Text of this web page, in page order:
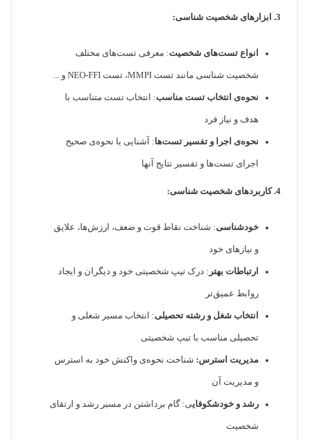
3. ابزارهای شخصیت شناسی:
انواع تست‌های شخصیت: معرفی تست‌های مختلف
شخصیت شناسی مانند تست MMPI، تست NEO-FFI و ...
نحوه‌ی انتخاب تست مناسب: انتخاب تست متناسب با
هدف و نیاز فرد
نحوه‌ی اجرا و تفسیر تست‌ها: آشنایی با نحوه‌ی صحیح
اجرای تست‌ها و تفسیر نتایج آنها
4. کاربردهای شخصیت شناسی:
خودشناسی: شناخت نقاط قوت و ضعف، ارزش‌ها، علایق
و نیازهای خود
ارتباطات بهتر : درک تیپ شخصیتی خود و دیگران و ایجاد
روابط عمیق‌تر
انتخاب شغل و رشته تحصیلی: انتخاب مسیر شغلی و
تحصیلی مناسب با تیپ شخصیتی
مدیریت استرس: شناخت نحوه‌ی واکنش خود به استرس
و مدیریت آن
رشد و خودشکوفایی: گام برداشتن در مسیر رشد و ارتقای
شخصیت